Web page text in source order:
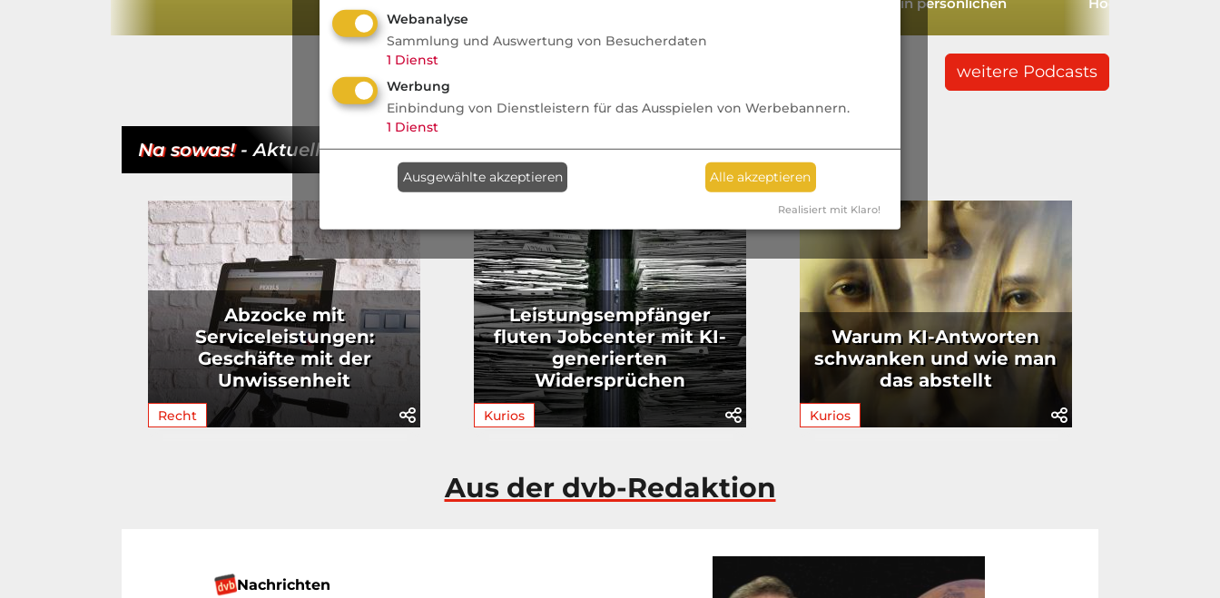
weitere Podcasts
Na sowas!- Aktuell
Abzocke mit
Serviceleistungen:
Geschäfte mit der
Unwissenheit
Recht
Leistungsempfänger
fluten Jobcenter mit KI-
generierten
Widersprüchen
Kurios
Warum KI-Antworten
schwanken und wie man
das abstellt
Kurios
Aus der dvb-Redaktion
Nachrichten
Webanalyse
Sammlung und Auswertung von Besucherdaten
1 Dienst
Werbung
Einbindung von Dienstleistern für das Ausspielen von Werbebannern.
1 Dienst
Ausgewählte akzeptieren Alle akzeptieren
Realisiert mit Klaro!